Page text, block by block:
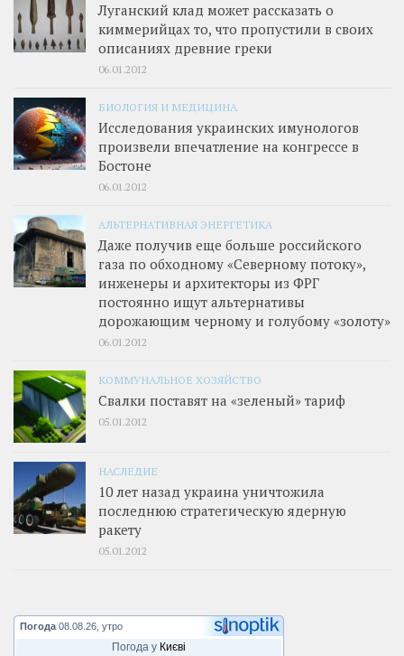
Луганский клад может рассказать о
киммерийцах то, что пропустили в своих
описаниях древние греки
06.01.2012
БИОЛОГИЯ И МЕДИЦИНА
Исследования украинских имунологов
произвели впечатление на конгрессе в
Бостоне
06.01.2012
АЛЬТЕРНАТИВНАЯ ЭНЕРГЕТИКА
Даже получив еще больше российского
газа по обходному «Северному потоку»,
инженеры и архитекторы из ФРГ
постоянно ищут альтернативы
дорожающим черному и голубому «золоту»
06.01.2012
КОММУНАЛЬНОЕ ХОЗЯЙСТВО
Свалки поставят на «зеленый» тариф
05.01.2012
НАСЛЕДИЕ
10 лет назад украина уничтожила
последнюю стратегическую ядерную
ракету
05.01.2012
Погода 08.08.26, утро
Погода у Києві